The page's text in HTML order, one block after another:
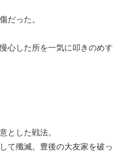
だった。
心した所を一気に叩きのめす
とした戦法。
て殲滅。豊後の大友家を破っ